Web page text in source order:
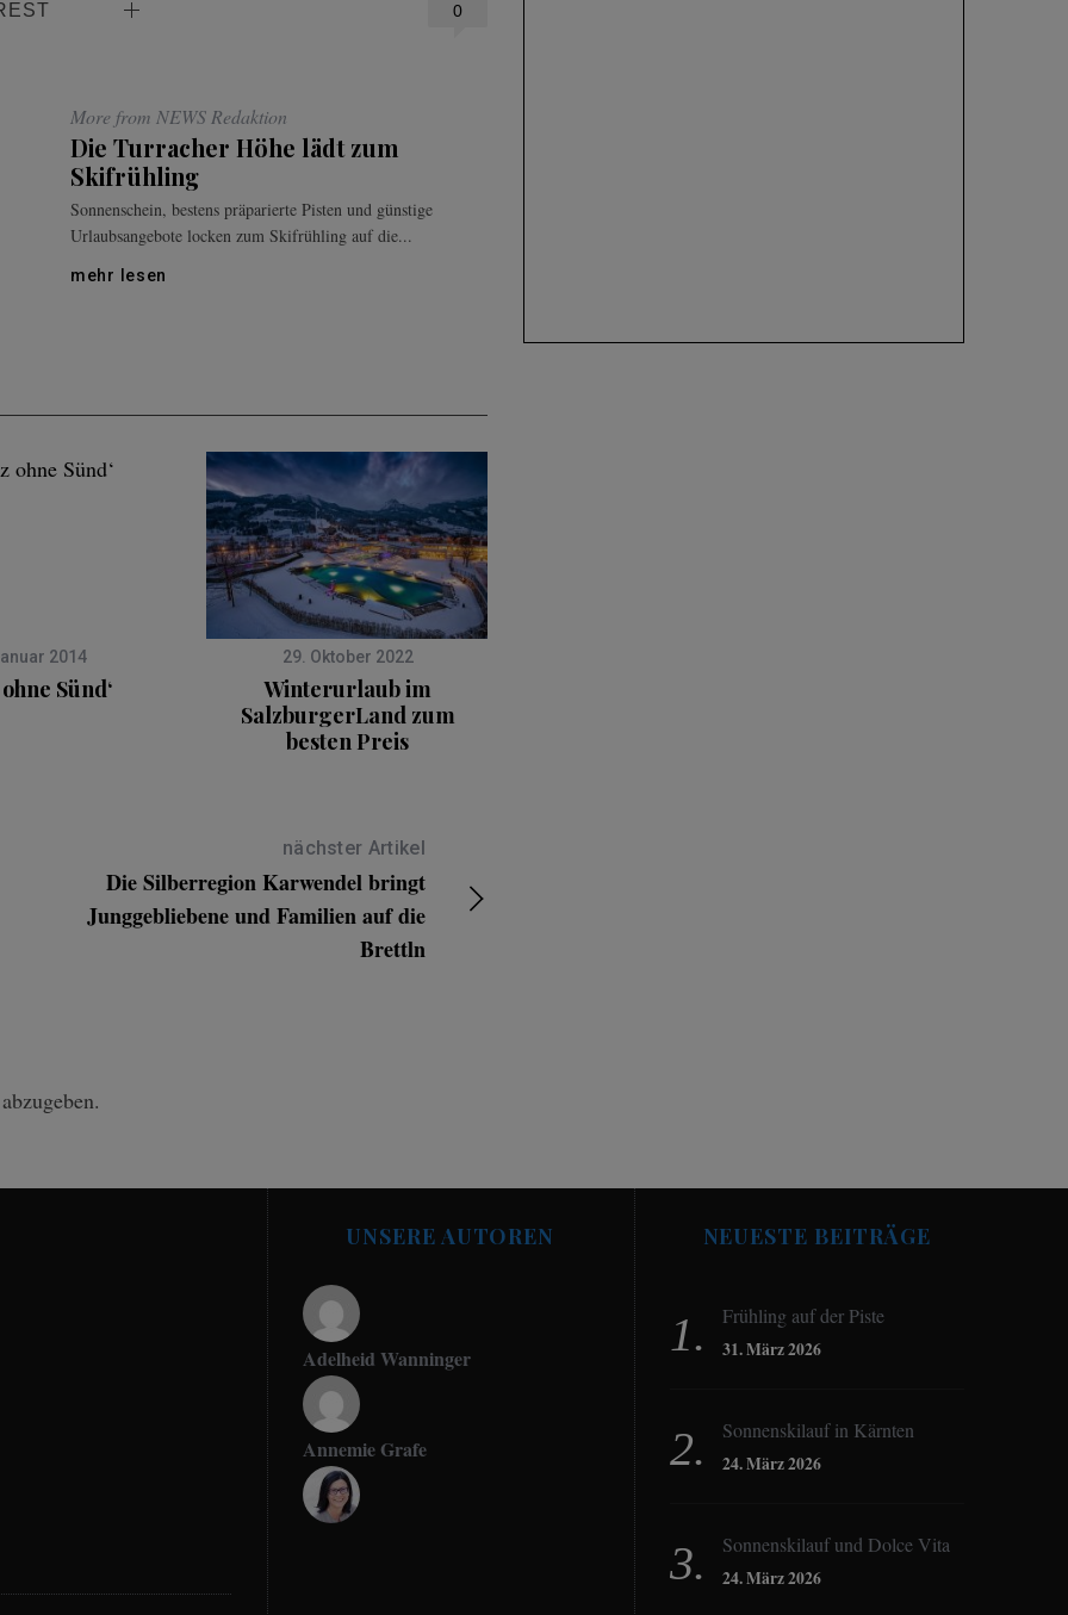
0
More from NEWS Redaktion
Die Turracher Höhe lädt zum
Skifrühling
Sonnenschein, bestens präparierte Pisten und günstige
Urlaubsangebote locken zum Skifrühling auf die...
mehr lesen
2014
Sünd‘
29. Oktober 2022
Winterurlaub im
SalzburgerLand zum
besten Preis
nächster Artikel
Die Silberregion Karwendel bringt
Junggebliebene und Familien auf die
Brettln
UNSERE AUTOREN
Adelheid Wanninger
Annemie Grafe
NEUESTE BEITRÄGE
Frühling auf der Piste
31. März 2026
Sonnenskilauf in Kärnten
24. März 2026
Sonnenskilauf und Dolce Vita
24. März 2026